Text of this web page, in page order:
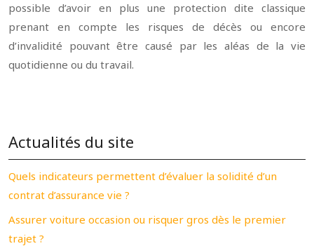
possible d’avoir en plus une protection dite classique
prenant en compte les risques de décès ou encore
d’invalidité pouvant être causé par les aléas de la vie
quotidienne ou du travail.
Actualités du site
Quels indicateurs permettent d’évaluer la solidité d’un
contrat d’assurance vie ?
Assurer voiture occasion ou risquer gros dès le premier
trajet ?